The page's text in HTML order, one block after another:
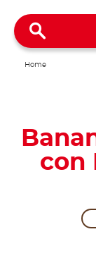
Home
con